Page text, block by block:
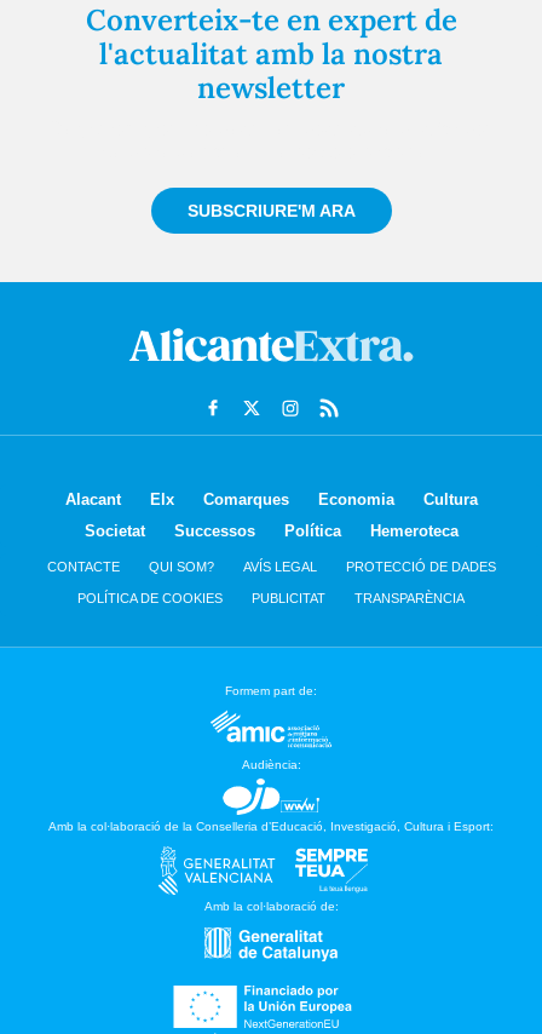
Converteix-te en expert de
l'actualitat amb la nostra
newsletter
SUBSCRIURE'M ARA
Alacant Elx Comarques Economia
Cultura
Societat
Successos Política Hemeroteca
CONTACTE QUI SOM? AVÍS LEGAL PROTECCIÓ DE DADES
POLÍTICA DE COOKIES PUBLICITAT TRANSPARÈNCIA
Formem part de:
Audiència:
Amb la col·laboració de la Conselleria d’Educació, Investigació, Cultura i Esport:
Amb la col·laboració de: